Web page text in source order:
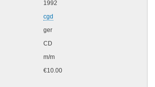
1992
cgd
ger
CD
m/m
€10.00